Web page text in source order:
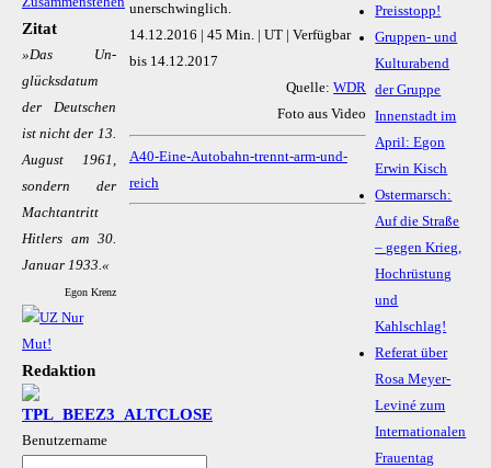
Zitat
»Das Un­
glücks­da­­tum
der Deu­t­­schen
ist nicht der 13.
Au­gust 1961,
son­dern der
Mach­t­an­­tritt
Hit­lers am 30.
Ja­nu­ar 1933.«
Egon Krenz
Redaktion
Benutzername
unerschwinglich.
14.12.2016 | 45 Min. | UT | Verfügbar
bis 14.12.2017
Quelle:WDR
Foto aus Video
A40-Eine-Autobahn-trennt-arm-und-
reich
Preisstopp!
Gruppen- und
Kulturabend
der Gruppe
Innenstadt im
April: Egon
Erwin Kisch
Ostermarsch:
Auf die Straße
– gegen Krieg,
Hochrüstung
und
Kahlschlag!
Referat über
Rosa Meyer-
Leviné zum
Internationalen
Frauentag